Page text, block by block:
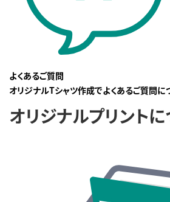
よくあるご質問
オリジナルTシャツ作成でよくあるご質問に
オリジナルプリント